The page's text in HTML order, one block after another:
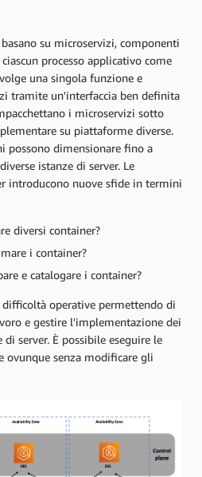
su microservizi, componenti
processo applicativo come
una singola funzione e
tramite un'interfaccia ben definita
i microservizi sotto
su piattaforme diverse.
possono dimensionare fino a
istanze di server. Le
introducono nuove sfide in termini
diversi container?
i container?
e catalogare i container?
difficoltà operative permettendo di
e gestire l'implementazione dei
server. È possibile eseguire le
ovunque senza modificare gli